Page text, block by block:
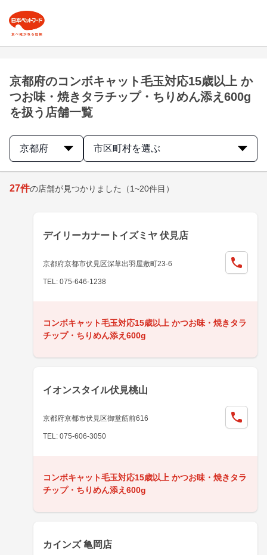
京都府のコンボキャット毛玉対応15歳以上 か
つお味・焼きタラチップ・ちりめん添え600g
を扱う店舗一覧
京都府 市区町村を選ぶ
27件の店舗が見つかりました （1~20件目）
デイリーカナートイズミヤ 伏見店
京都府京都市伏見区深草出羽屋敷町23-6
TEL: 075-646-1238
コンボキャット毛玉対応15歳以上 かつお味・焼きタラ
チップ・ちりめん添え600g
イオンスタイル伏見桃山
京都府京都市伏見区御堂筋前616
TEL: 075-606-3050
コンボキャット毛玉対応15歳以上 かつお味・焼きタラ
チップ・ちりめん添え600g
カインズ 亀岡店